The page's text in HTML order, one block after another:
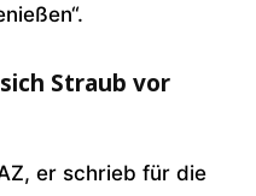
Straub vor
er schrieb für die